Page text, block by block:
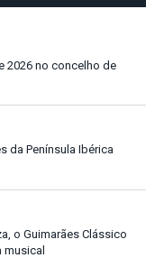
2026 no concelho de
da Península Ibérica
o Guimarães Clássico
musical